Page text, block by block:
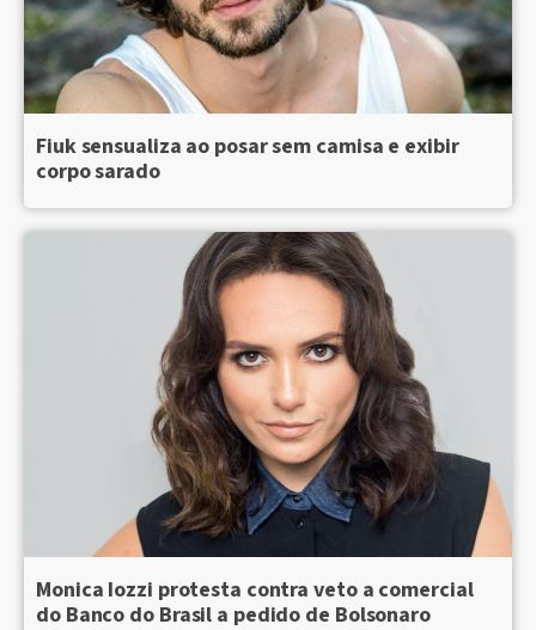
Fiuk sensualiza ao posar sem camisa e exibir
corpo sarado
Monica Iozzi protesta contra veto a comercial
do Banco do Brasil a pedido de Bolsonaro